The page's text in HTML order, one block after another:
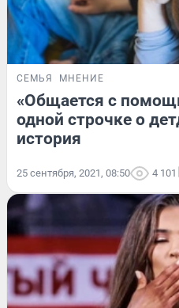
СЕМЬЯ МНЕНИЕ
«Общается с
одной строчке о
история
25 сентября, 2021, 08:50 4 101